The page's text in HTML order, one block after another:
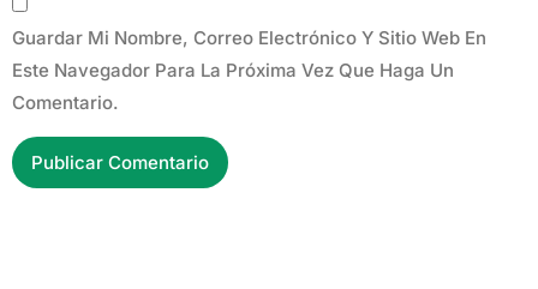
Guardar Mi Nombre, Correo Electrónico Y Sitio Web En
Este Navegador Para La Próxima Vez Que Haga Un
Comentario.